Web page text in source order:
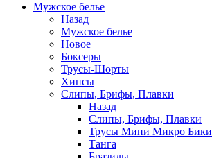
Мужское белье
Назад
Мужское белье
Новое
Боксеры
Трусы-Шорты
Хипсы
Слипы, Брифы, Плавки
Назад
Слипы, Брифы, Плавки
Трусы Мини Микро
Танга